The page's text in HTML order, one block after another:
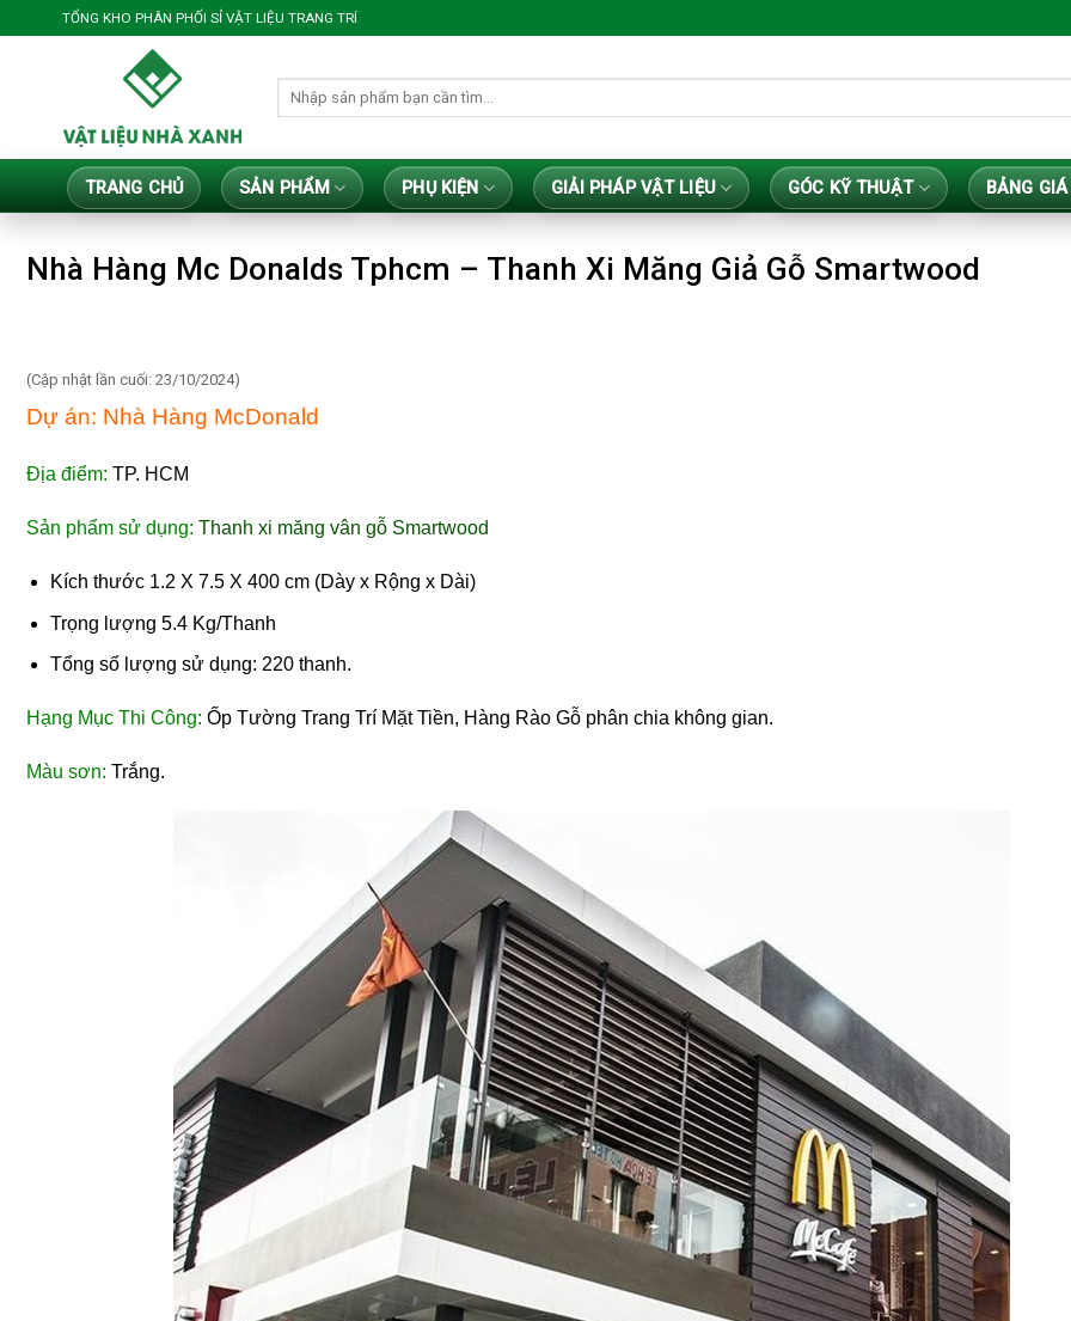
qua
TỔNG KHO PHÂN PHỐI SỈ VẬT LIỆU TRANG TRÍ
TRANG CHỦ SẢN PHẨM PHỤ KIỆN GIẢI PHÁP VẬT LIỆU GÓC KỸ THUẬT BẢNG GIÁ
Nhà Hàng Mc Donalds Tphcm – Thanh Xi Măng Giả Gỗ Smartwood
(Cập nhật lần cuối: 23/10/2024)
Dự án: Nhà Hàng McDonald
Địa điểm: TP. HCM
Sản phẩm sử dụng: Thanh xi măng vân gỗ Smartwood
Kích thước 1.2 X 7.5 X 400 cm (Dày x Rộng x Dài)
Trọng lượng 5.4 Kg/Thanh
Tổng số lượng sử dụng: 220 thanh.
Hạng Mục Thi Công: Ốp Tường Trang Trí Mặt Tiền, Hàng Rào Gỗ phân chia không gian.
Màu sơn: Trắng.